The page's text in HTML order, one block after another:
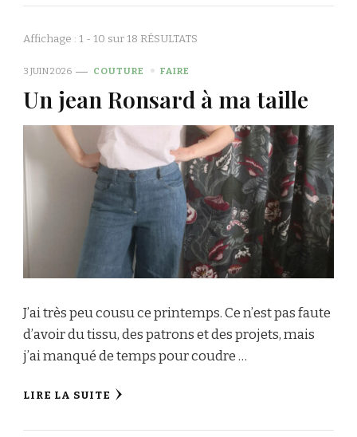
Affichage : 1 - 10 sur 18 RÉSULTATS
3 JUIN 2026 COUTURE FAIRE
Un jean Ronsard à ma taille
J’ai très peu cousu ce printemps. Ce n’est pas faute
d’avoir du tissu, des patrons et des projets, mais
j’ai manqué de temps pour coudre …
LIRE LA SUITE